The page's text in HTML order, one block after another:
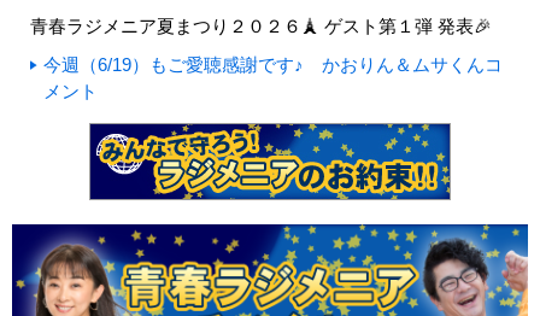
青春ラジメニア夏まつり２０２６🗼 ゲスト第１弾 発表🎉
今週（6/19）もご愛聴感謝です♪ かおりん＆ムサくんコ
メント